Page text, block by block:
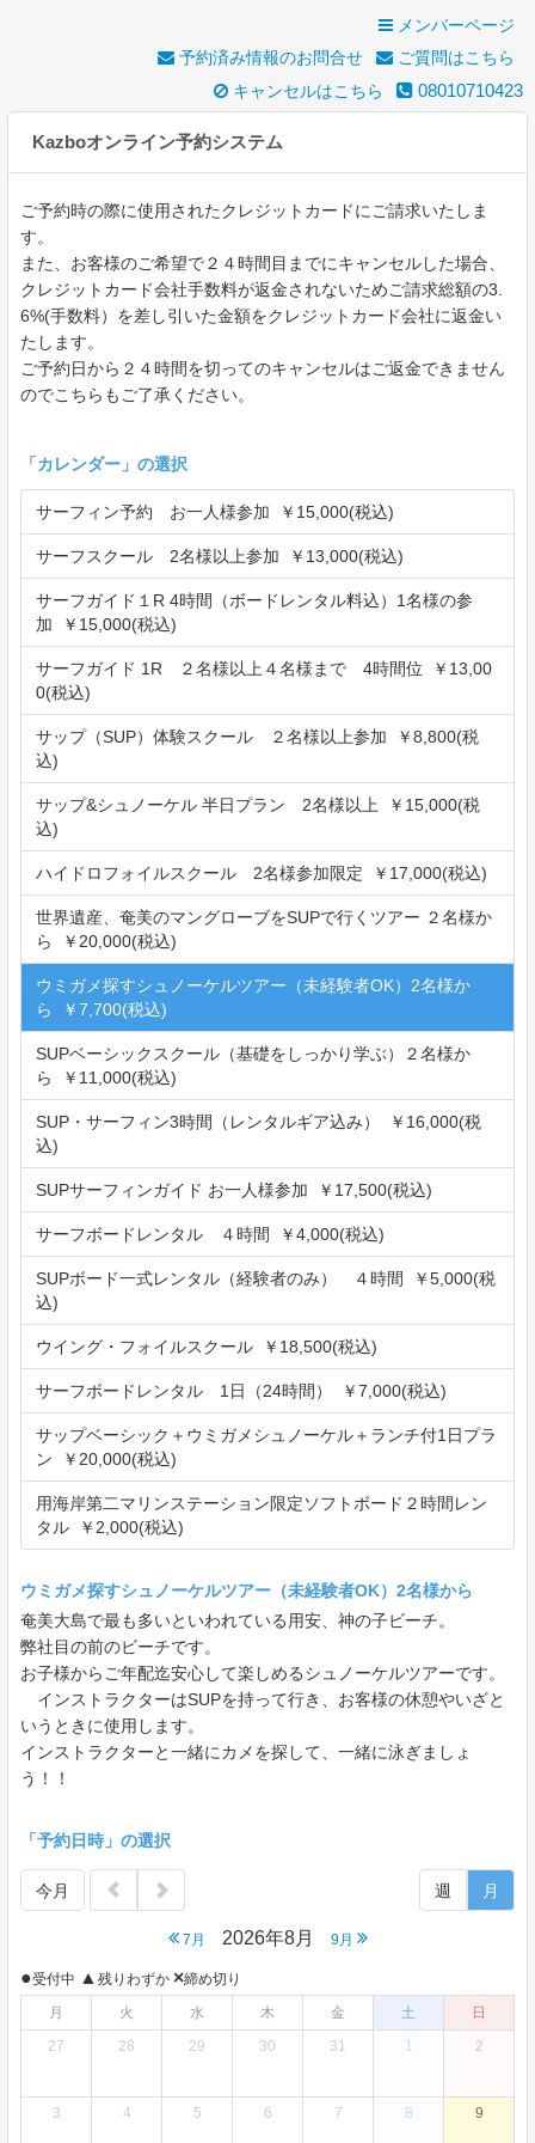
メンバーページ
予約済み情報のお問合せ
ご質問はこちら
キャンセルはこちら
08010710423
Kazboオンライン予約システム
ご予約時の際に使用されたクレジットカードにご請求いたしま
す。
また、お客様のご希望で２４時間目までにキャンセルした場合、
クレジットカード会社手数料が返金されないためご請求総額の3.
6%(手数料）を差し引いた金額をクレジットカード会社に返金い
たします。
ご予約日から２４時間を切ってのキャンセルはご返金できません
のでこちらもご了承ください。
「カレンダー 」の選択
サーフィン予約 お一人様参加 ￥15,000(税込)
サーフスクール 2名様以上参加 ￥13,000(税込)
サーフガイド１R 4時間（ボードレンタル料込）1名様の参
加 ￥15,000(税込)
サーフガイド 1R ２名様以上４名様まで 4時間位 ￥13,00
0(税込)
サップ（SUP）体験スクール ２名様以上参加 ￥8,800(税
込)
サップ&シュノーケル 半日プラン 2名様以上 ￥15,000(税
込)
ハイドロフォイルスクール 2名様参加限定 ￥17,000(税込)
世界遺産、奄美のマングローブをSUPで行くツアー ２名様か
ら ￥20,000(税込)
ウミガメ探すシュノーケルツアー（未経験者OK）2名様か
ら ￥7,700(税込)
SUPベーシックスクール（基礎をしっかり学ぶ）２名様か
ら ￥11,000(税込)
SUP・サーフィン3時間（レンタルギア込み） ￥16,000(税
込)
SUPサーフィンガイド お一人様参加 ￥17,500(税込)
サーフボードレンタル ４時間 ￥4,000(税込)
SUPボード一式レンタル（経験者のみ） ４時間 ￥5,000(税
込)
ウイング・フォイルスクール ￥18,500(税込)
サーフボードレンタル 1日（24時間） ￥7,000(税込)
サップベーシック＋ウミガメシュノーケル＋ランチ付1日プラ
ン ￥20,000(税込)
用海岸第二マリンステーション限定ソフトボード２時間レン
タル ￥2,000(税込)
ウミガメ探すシュノーケルツアー（未経験者OK）2名様から
奄美大島で最も多いといわれている用安、神の子ビーチ。
弊社目の前のビーチです。
お子様からご年配迄安心して楽しめるシュノーケルツアーです。
インストラクターはSUPを持って行き、お客様の休憩やいざと
いうときに使用します。
インストラクターと一緒にカメを探して、一緒に泳ぎましょ
う！！
「予約日時」の選択
今月
7月 2026年8月 9月
週 月
●受付中 ▲ 残りわずか ×締め切り
月
火 水 木 金 土
日
27
28 29 30 31 1 2
3 4 5 6 7 8 9